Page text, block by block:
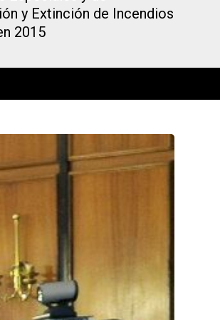
y Extinción de Incendios
2015